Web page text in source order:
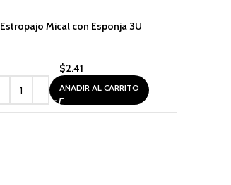
Estropajo Mical con Esponja 3U
$2.41
AÑADIR AL CARRITO